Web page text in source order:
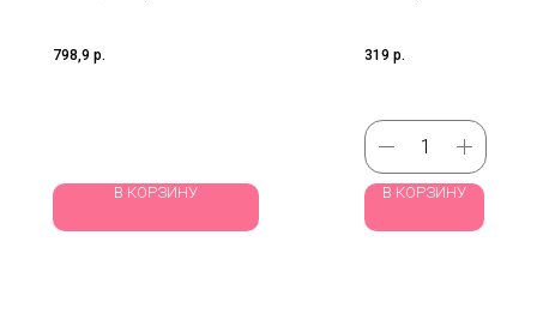
798,9 р.
В КОРЗИНУ
319 р.
В КОРЗИНУ